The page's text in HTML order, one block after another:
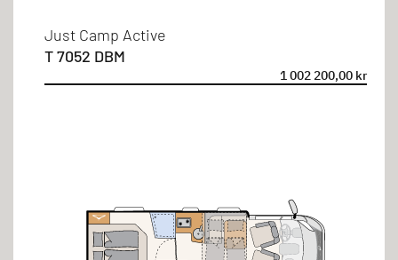
Just Camp Active
T 7052 DBM
1 002 200,00 kr